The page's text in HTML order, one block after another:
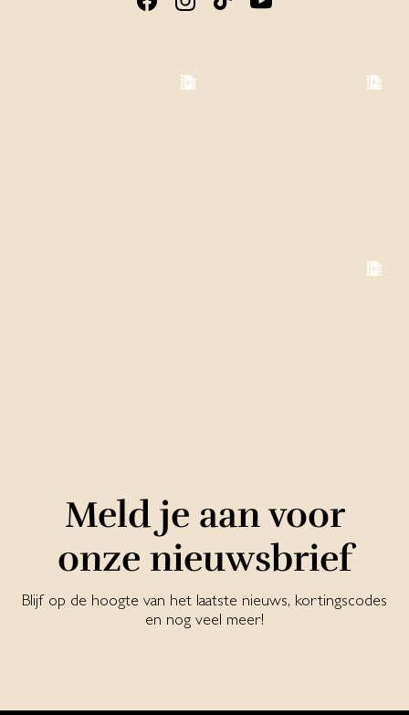
Meld je aan voor
onze nieuwsbrief
Blijf op de hoogte van het laatste nieuws, kortingscodes
en nog veel meer!